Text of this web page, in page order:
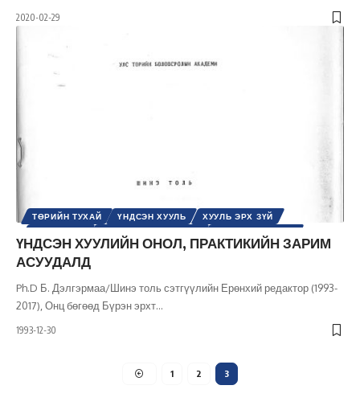
2020-02-29
ТӨРИЙН ТУХАЙ ҮНДСЭН ХУУЛЬ
ХУУЛЬ ЭРХ ЗҮЙ
ҮНДСЭН ХУУЛИЙН ОНОЛ, ПРАКТИКИЙН ЗАРИМ
АСУУДАЛД
Ph.D Б. Дэлгэрмаа/Шинэ толь сэтгүүлийн Ерөнхий редактор (1993-
2017), Онц бөгөөд Бүрэн эрхт…
1993-12-30
1 2 3